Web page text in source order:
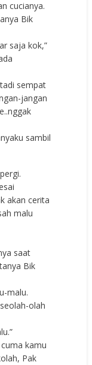
cucianya.
Bik
saja kok,”
sempat
jangan
sambil
akan cerita
malu
saat
Bik
malu.
olah
kamu
Pak